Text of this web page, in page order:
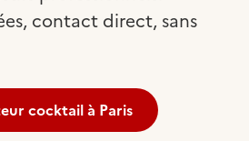
contact direct, sans
cocktail à Paris